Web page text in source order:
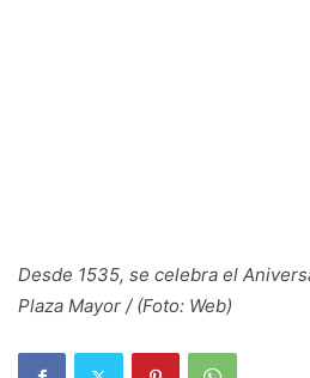
Desde 1535, se celebra el
Plaza Mayor / (Foto: Web)